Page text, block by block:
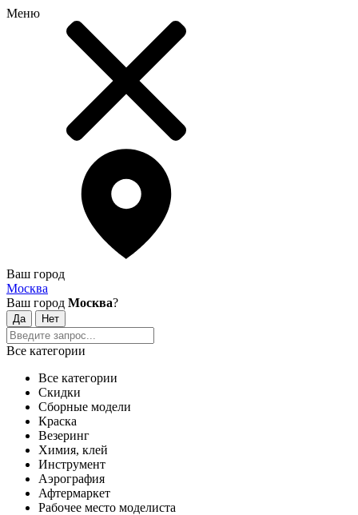
Меню
Ваш город
Москва
Ваш город Москва?
Все категории
Все категории
Скидки
Сборные модели
Краска
Везеринг
Химия, клей
Инструмент
Аэрография
Афтермаркет
Рабочее место моделиста